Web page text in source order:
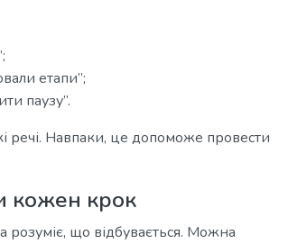
етапи”;
паузу”.
речі. Навпаки, це допоможе провести
кожен крок
розуміє, що відбувається. Можна